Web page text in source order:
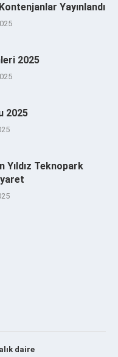
Yayınlandı
2025
2025
Yıldız Teknopark
daire